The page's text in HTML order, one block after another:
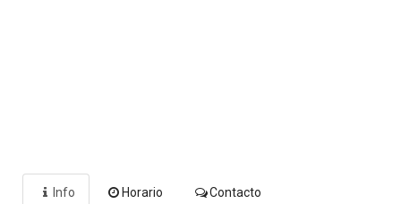
Info Horario Contacto